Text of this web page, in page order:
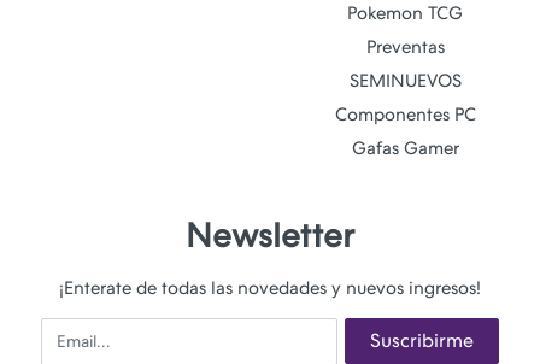
Pokemon TCG
Preventas
SEMINUEVOS
Componentes PC
Gafas Gamer
Newsletter
¡Enterate de todas las novedades y nuevos ingresos!
Email Suscribirme